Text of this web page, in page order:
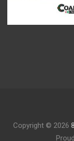
Copyright © 2026